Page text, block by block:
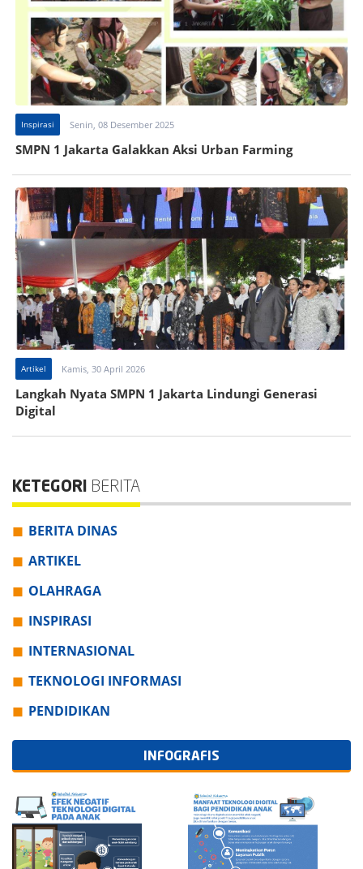
Inspirasi Senin, 08 Desember 2025
SMPN 1 Jakarta Galakkan Aksi Urban Farming
Artikel Kamis, 30 April 2026
Langkah Nyata SMPN 1 Jakarta Lindungi Generasi
Digital
KETEGORI BERITA
BERITA DINAS
ARTIKEL
OLAHRAGA
INSPIRASI
INTERNASIONAL
TEKNOLOGI INFORMASI
PENDIDIKAN
INFOGRAFIS